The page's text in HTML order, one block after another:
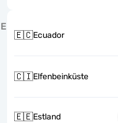
E
🇪🇨Ecuador
🇨🇮Elfenbeinküste
🇪🇪Estland